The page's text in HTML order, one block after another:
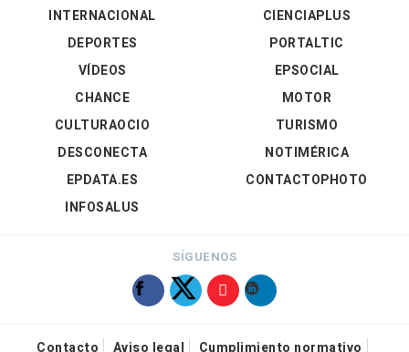
INTERNACIONAL
DEPORTES
VÍDEOS
CIENCIAPLUS
PORTALTIC
EPSOCIAL
CHANCE
CULTURAOCIO
DESCONECTA
EPDATA.ES
INFOSALUS
MOTOR
TURISMO
NOTIMÉRICA
CONTACTOPHOTO
SÍGUENOS